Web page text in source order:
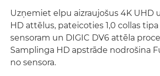
Uzņemiet elpu aizraujošus 4K UHD
HD attēlus, pateicoties 1,0 collas tipa
sensoram un DIGIC DV6 attēla
Samplinga HD apstrāde nodrošina
no sensora.